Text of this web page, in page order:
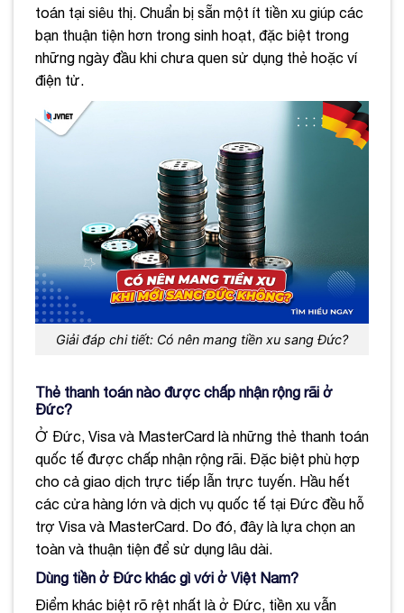
toán tại siêu thị. Chuẩn bị sẵn một ít tiền xu giúp các
bạn thuận tiện hơn trong sinh hoạt, đặc biệt trong
những ngày đầu khi chưa quen sử dụng thẻ hoặc ví
điện tử.
Giải đáp chi tiết: Có nên mang tiền xu sang Đức?
Thẻ thanh toán nào được chấp nhận rộng rãi ở
Đức?
Ở Đức, Visa và MasterCard là những thẻ thanh toán
quốc tế được chấp nhận rộng rãi. Đặc biệt phù hợp
cho cả giao dịch trực tiếp lẫn trực tuyến. Hầu hết
các cửa hàng lớn và dịch vụ quốc tế tại Đức đều hỗ
trợ Visa và MasterCard. Do đó, đây là lựa chọn an
toàn và thuận tiện để sử dụng lâu dài.
Dùng tiền ở Đức khác gì với ở Việt Nam?
Điểm khác biệt rõ rệt nhất là ở Đức, tiền xu vẫn